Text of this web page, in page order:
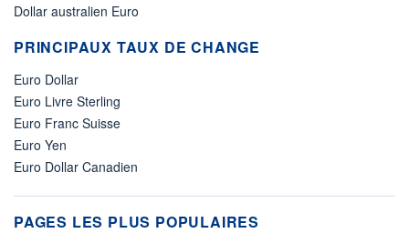
Dollar australien Euro
PRINCIPAUX TAUX DE CHANGE
Euro Dollar
Euro Livre Sterling
Euro Franc Suisse
Euro Yen
Euro Dollar Canadien
PAGES LES PLUS POPULAIRES